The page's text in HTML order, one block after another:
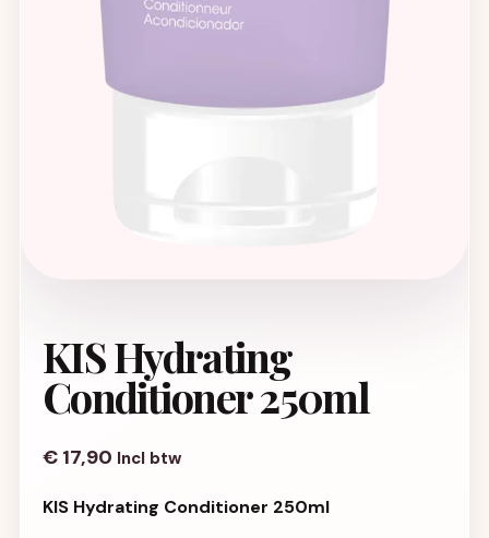
KIS Hydrating
Conditioner 250ml
€ 17,90 Incl btw
KIS Hydrating Conditioner 250ml